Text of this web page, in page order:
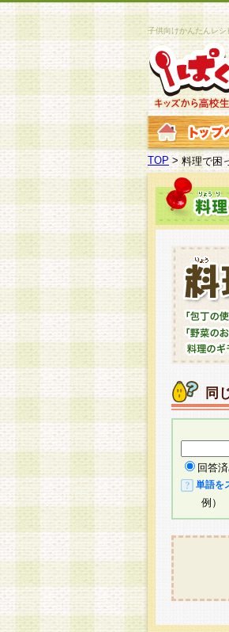
子供向けかんたんレシ
TOP > 料理で困
同
回答
単語を
例）